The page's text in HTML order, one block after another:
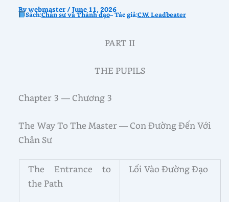
Bywebmaster /June 11, 2026
Sách:Chân sư và Thánh đạo– Tác giả:C.W. Leadbeater
PART II
THE PUPILS
Chapter 3 — Chương 3
The Way To The Master — Con Đường Đến Với
Chân Sư
The Entrance to
the Path
Lối Vào Đường Đạo